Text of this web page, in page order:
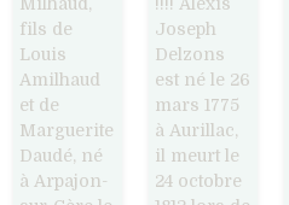
Milhaud,
fils de
Louis
Amilhaud
et de
Marguerite
Daudé, né
à Arpajon-
!!!! Alexis
Joseph
Delzons
est né le 26
mars 1775
à Aurillac,
il meurt le
24 octobre